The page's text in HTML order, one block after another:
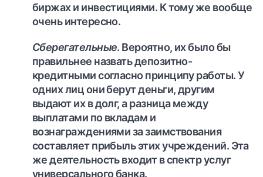
биржах и инвестициями. К тому же вообще
очень интересно.
Сберегательные. Вероятно, их было бы
правильнее назвать депозитно-
кредитными согласно принципу работы. У
одних лиц они берут деньги, другим
выдают их в долг, а разница между
выплатами по вкладам и
вознаграждениями за заимствования
составляет прибыль этих учреждений. Эта
же деятельность входит в спектр услуг
универсального банка.